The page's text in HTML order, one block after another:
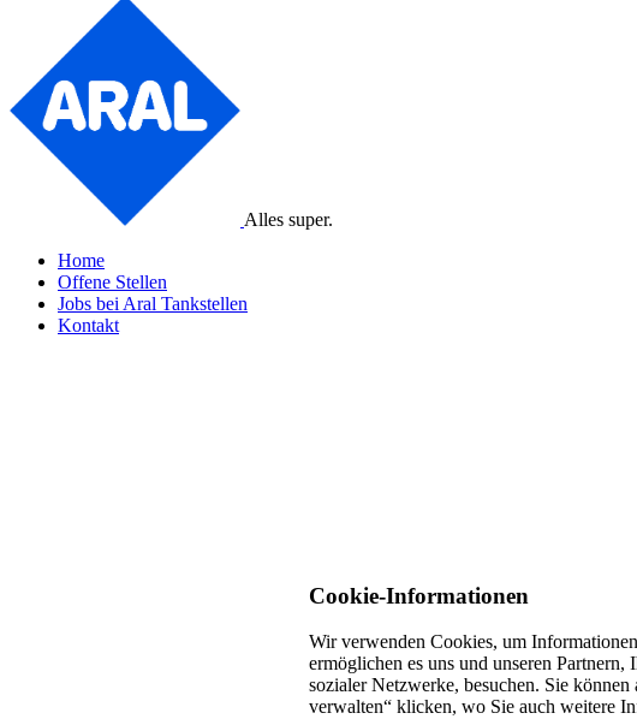
Alles super.
Home
Offene Stellen
Jobs bei Aral Tankstellen
Kontakt
Cookie-Informationen
Wir verwenden Cookies, um
ermöglichen es uns und unseren
sozialer Netzwerke, besuchen. Sie
verwalten“ klicken, wo Sie auch weitere